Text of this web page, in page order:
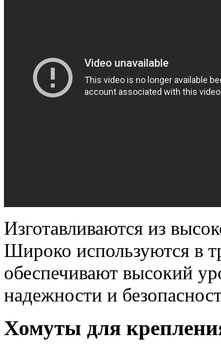
Изготавливаются из
Широко используются в
обеспечивают высокий
надежности и
Хомуты для